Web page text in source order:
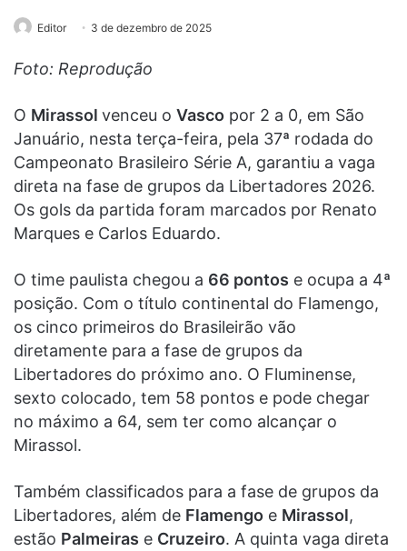
Editor 3 de dezembro de 2025
Foto: Reprodução
O Mirassol venceu o Vasco por 2 a 0, em São
Januário, nesta terça-feira, pela 37ª rodada do
Campeonato Brasileiro Série A, garantiu a vaga
direta na fase de grupos da Libertadores 2026.
Os gols da partida foram marcados por Renato
Marques e Carlos Eduardo.
O time paulista chegou a 66 pontos e ocupa a 4ª
posição. Com o título continental do Flamengo,
os cinco primeiros do Brasileirão vão
diretamente para a fase de grupos da
Libertadores do próximo ano. O Fluminense,
sexto colocado, tem 58 pontos e pode chegar
no máximo a 64, sem ter como alcançar o
Mirassol.
Também classificados para a fase de grupos da
Libertadores, além de Flamengo e Mirassol,
estão Palmeiras e Cruzeiro. A quinta vaga direta